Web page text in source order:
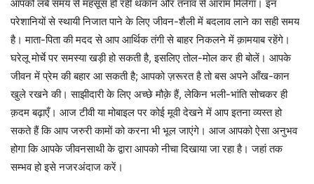
आपको लंबे समय से महसूस हो रही थकान और तनाव से आराम मिलेगा। इन
परेशानियों से स्थायी निजात पाने के लिए जीवन-शैली में बदलाव लाने का सही समय
है। माता-पिता की मदद से आप आर्थिक तंगी से बाहर निकलने में क़ामयाब रहेंगे।
घरेलू मोर्चे पर समस्या खड़ी हो सकती है, इसलिए तोल-मोल कर ही बोलें। आपके
जीवन में प्रेम की बहार आ सकती है; आपको ज़रूरत है तो बस अपने आँख-कान
खुले रखने की। साझीदारी के लिए अच्छे मौक़े हैं, लेकिन भली-भांति सोचकर ही
क़दम बढ़ाएँ। आज टीवी या मोबाइल पर कोई मूवी देखने में आप इतना व्यस्त हो
सकते हैं कि आप जरुरी कामों को करना भी भूल जाएंगे। आज आपको ऐसा अनुभव
होगा कि आपके जीवनसाथी के द्वारा आपको नीचा दिखाया जा रहा है। जहां तक
सम्भव हो इसे नजरअंदाज करें।